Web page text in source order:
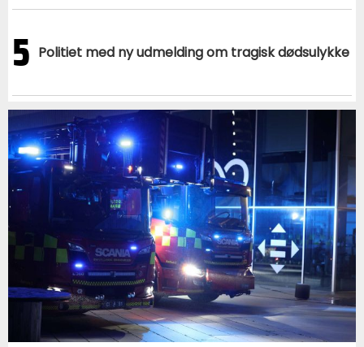
5 Politiet med ny udmelding om tragisk dødsulykke